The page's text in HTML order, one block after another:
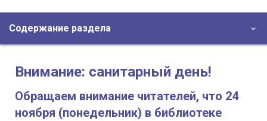
Содержание раздела
Внимание: санитарный день!
Обращаем внимание читателей, что 24
ноября (понедельник) в библиотеке